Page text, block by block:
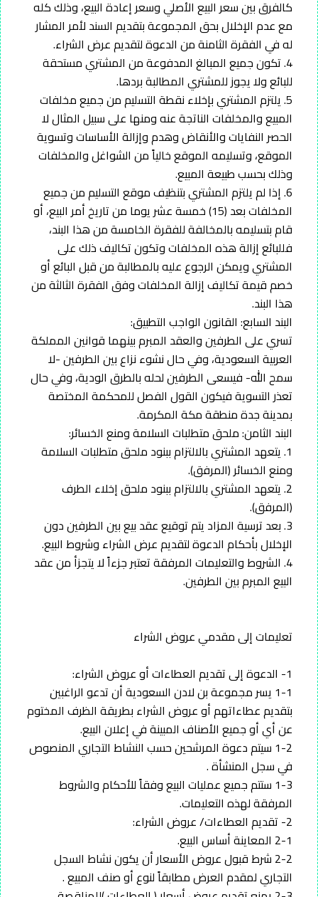
كالفرق بين سعر البيع الأصلي وسعر إعادة البيع، وذلك كله
مع عدم الإخلال بحق المجموعة بتقديم السند لأمر المشار
له في الفقرة الثامنة من الدعوة لتقديم عرض الشراء.
4. تكون جميع المبالغ المدفوعة من المشتري مستحقة
للبائع ولا يجوز للمشتري المطالبة بردها.
5. يلتزم المشتري بإخلاء نقطة التسليم من جميع مخلفات
المبيع والمخلفات الناتجة عنه ومنها على سبيل المثال لا
الحصر النفايات والأنقاض وهدم وإزالة الأساسات وتسوية
الموقع، وتسليمه الموقع خالياً من الشواغل والمخلفات
وذلك بحسب طبيعة المبيع.
6. إذا لم يلتزم المشتري بتنظيف موقع التسليم من جميع
المخلفات بعد (15) خمسة عشر يوما من تاريخ أمر البيع، أو
قام بتسليمه بالمخالفة للفقرة الخامسة من هذا البند،
فللبائع إزالة هذه المخلفات وتكون تكاليف ذلك على
المشتري ويمكن الرجوع عليه بالمطالبة من قبل البائع أو
خصم قيمة تكاليف إزالة المخلفات وفق الفقرة الثالثة من
هذا البند.
البند السابع: القانون الواجب التطبيق:
تسري على الطرفين والعقد المبرم بينهما قوانين المملكة
العربية السعودية، وفي حال نشوء نزاع بين الطرفين -لا
سمح الله- فيسعى الطرفين لحله بالطرق الودية، وفي حال
تعذر التسوية فيكون القول الفصل للمحكمة المختصة
بمدينة جدة منطقة مكة المكرمة.
البند الثامن: ملحق متطلبات السلامة ومنع الخسائر:
1. يتعهد المشتري بالالتزام ببنود ملحق متطلبات السلامة
ومنع الخسائر (المرفق).
2. يتعهد المشتري بالالتزام ببنود ملحق إخلاء الطرف
(المرفق).
3. بعد ترسية المزاد يتم توقيع عقد بيع بين الطرفين دون
الإخلال بأحكام الدعوة لتقديم عرض الشراء وشروط البيع.
4. الشروط والتعليمات المرفقة تعتبر جزءاً لا يتجزأ من عقد
البيع المبرم بين الطرفين.
تعليمات إلى مقدمي عروض الشراء
1- الدعوة إلى تقديم العطاءات أو عروض الشراء:
1-1 يسر مجموعة بن لادن السعودية أن تدعو الراغبين
بتقديم عطاءاتهم أو عروض الشراء بطريقة الظرف المختوم
عن أي أو جميع الأصناف المبينة في إعلان البيع.
1-2 سيتم دعوة المرشحين حسب النشاط التجاري المنصوص
في سجل المنشأة .
1-3 ستتم جميع عمليات البيع وفقاً للأحكام والشروط
المرفقة لهذه التعليمات.
2- تقديم العطاءات/ عروض الشراء:
2-1 المعاينة أساس البيع.
2-2 شرط قبول عروض الأسعار أن يكون نشاط السجل
التجاري لمقدم العرض مطابقاً لنوع أو صنف المبيع .